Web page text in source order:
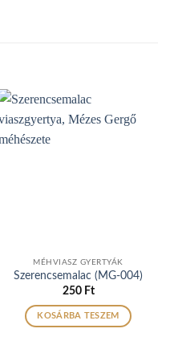
MÉHVIASZ GYERTYÁK
Szerencsemalac (MG-004)
250 Ft
KOSÁRBA TESZEM